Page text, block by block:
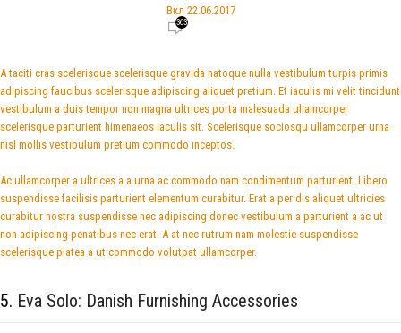
Вкл 22.06.2017
363
A taciti cras scelerisque scelerisque gravida natoque nulla vestibulum turpis primis
adipiscing faucibus scelerisque adipiscing aliquet pretium. Et iaculis mi velit tincidunt
vestibulum a duis tempor non magna ultrices porta malesuada ullamcorper
scelerisque parturient himenaeos iaculis sit. Scelerisque sociosqu ullamcorper urna
nisl mollis vestibulum pretium commodo inceptos.
Ac ullamcorper a ultrices a a urna ac commodo nam condimentum parturient. Libero
suspendisse facilisis parturient elementum curabitur. Erat a per dis aliquet ultricies
curabitur nostra suspendisse nec adipiscing donec vestibulum a parturient a ac ut
non adipiscing penatibus nec erat. A at nec rutrum nam molestie suspendisse
scelerisque platea a ut commodo volutpat ullamcorper.
5. Eva Solo: Danish Furnishing Accessories